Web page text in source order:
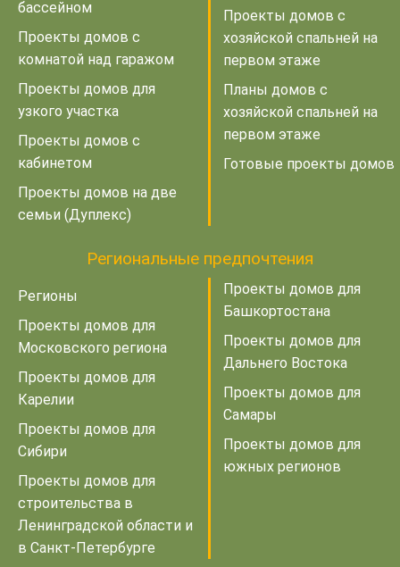
бассейном
Проекты домов с
комнатой над гаражом
Проекты домов для
узкого участка
Проекты домов с
кабинетом
Проекты домов на две
семьи (Дуплекс)
Проекты домов с
хозяйской спальней на
первом этаже
Планы домов с
хозяйской спальней на
первом этаже
Готовые проекты домов
Региональные предпочтения
Регионы
Проекты домов для
Московского региона
Проекты домов для
Карелии
Проекты домов для
Сибири
Проекты домов для
строительства в
Ленинградской области и
в Санкт-Петербурге
Проекты домов для
Башкортостана
Проекты домов для
Дальнего Востока
Проекты домов для
Самары
Проекты домов для
южных регионов